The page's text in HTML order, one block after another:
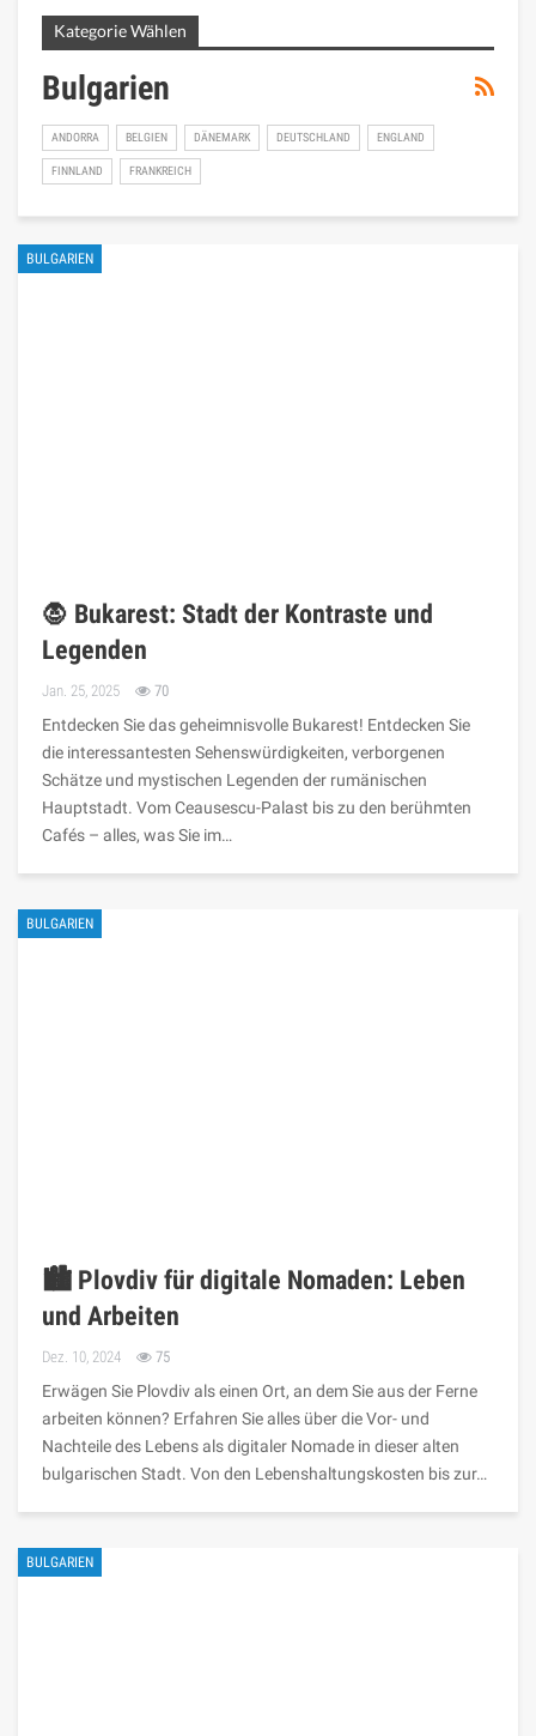
Kategorie Wählen
Bulgarien
ANDORRA BELGIEN DÄNEMARK DEUTSCHLAND ENGLAND
FINNLAND FRANKREICH
BULGARIEN
🧛 Bukarest: Stadt der Kontraste und
Legenden
Jan. 25, 2025 70
Entdecken Sie das geheimnisvolle Bukarest! Entdecken Sie
die interessantesten Sehenswürdigkeiten, verborgenen
Schätze und mystischen Legenden der rumänischen
Hauptstadt. Vom Ceausescu-Palast bis zu den berühmten
Cafés – alles, was Sie im…
BULGARIEN
🏙️ Plovdiv für digitale Nomaden: Leben
und Arbeiten
Dez. 10, 2024 75
Erwägen Sie Plovdiv als einen Ort, an dem Sie aus der Ferne
arbeiten können? Erfahren Sie alles über die Vor- und
Nachteile des Lebens als digitaler Nomade in dieser alten
bulgarischen Stadt. Von den Lebenshaltungskosten bis zur…
BULGARIEN